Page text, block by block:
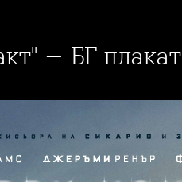
- БГ плакат